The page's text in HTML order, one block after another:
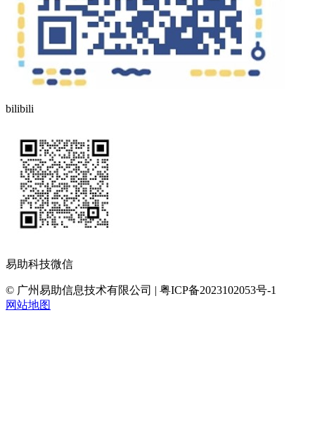
bilibili
易助科技微信
© 广州易助信息技术有限公司 | 粤ICP备2023102053号-1
网站地图